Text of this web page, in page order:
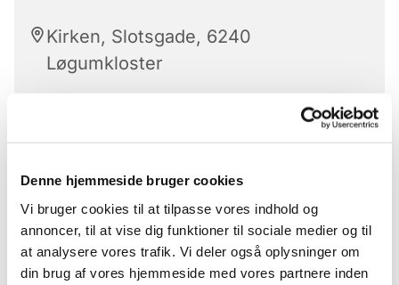
Denne hjemmeside bruger cookies
Vi bruger cookies til at tilpasse vores indhold og
annoncer, til at vise dig funktioner til sociale medier og til
at analysere vores trafik. Vi deler også oplysninger om
din brug af vores hjemmeside med vores partnere inden
Kirken, Slotsgade, 6240
Løgumkloster
Aftensangen ledes af kirkens præster eller en af
folkekirkens uddannelses- og videnscenters
præster.
Aftensang er for alle